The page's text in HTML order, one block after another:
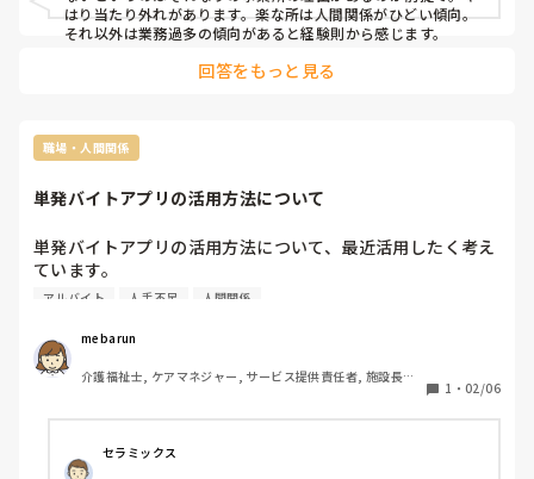
はり当たり外れがあります。楽な所は人間関係がひどい傾向。
それ以外は業務過多の傾向があると経験則から感じます。
回答をもっと見る
職場・人間関係
単発バイトアプリの活用方法について
単発バイトアプリの活用方法について、最近活用したく考え
ています。
従業員は色々な施設を経験したり、逆に使用者からすると施
ットで感じたことはありますか？
アルバイト 人手不足 人間関係
mebarun
介護福祉士, ケアマネジャー, サービス提供責任者, 施設長・
1 ・ 02/06
セラミックス